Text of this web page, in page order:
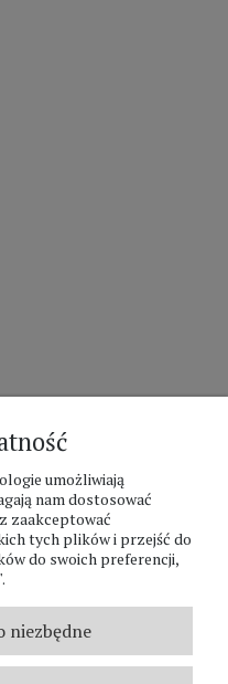
umożliwiają
nam dostosować
zaakceptować
tych plików i przejść do
do swoich preferencji,
niezbędne